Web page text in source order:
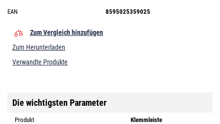
EAN
8595025359025
Zum Vergleich hinzufügen
Zum Herunterladen
Verwandte Produkte
Die wichtigsten Parameter
Produkt
Klemmleiste